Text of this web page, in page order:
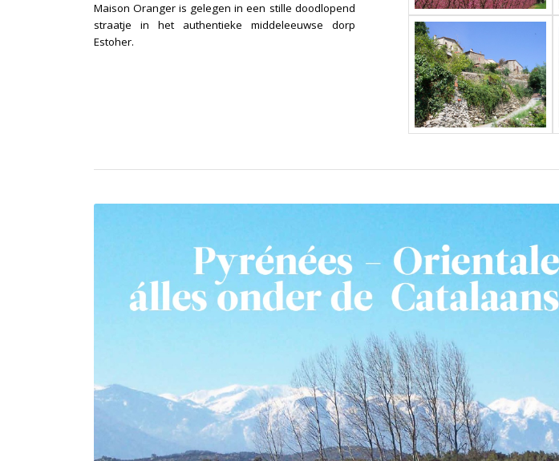
Maison Oranger is gelegen in een stille doodlopend
straatje in het authentieke middeleeuwse dorp
Estoher.